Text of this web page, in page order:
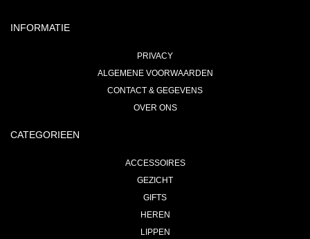
INFORMATIE
PRIVACY
ALGEMENE VOORWAARDEN
CONTACT & GEGEVENS
OVER ONS
CATEGORIEEN
ACCESSOIRES
GEZICHT
GIFTS
HEREN
LIPPEN